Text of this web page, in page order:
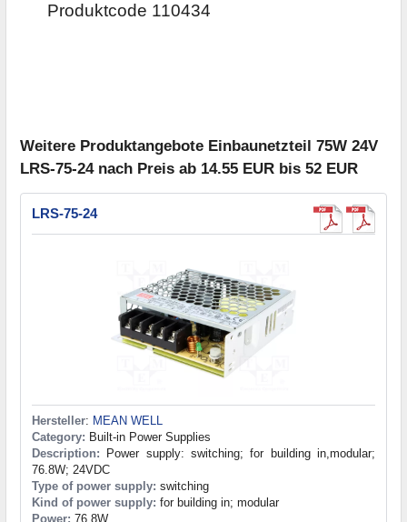
Produktcode 110434
Weitere Produktangebote Einbaunetzteil 75W 24V
LRS-75-24 nach Preis ab 14.55 EUR bis 52 EUR
LRS-75-24
Hersteller: MEAN WELL
Category: Built-in Power Supplies
Description: Power supply: switching; for building in,modular;
76.8W; 24VDC
Type of power supply: switching
Kind of power supply: for building in; modular
Power: 76.8W